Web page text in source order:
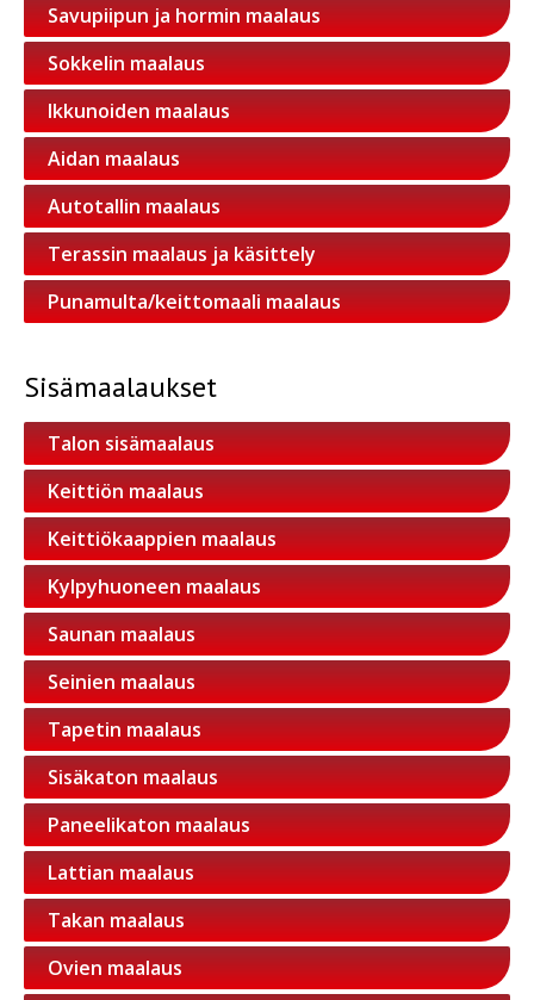
Savupiipun ja hormin maalaus
Sokkelin maalaus
Ikkunoiden maalaus
Aidan maalaus
Autotallin maalaus
Terassin maalaus ja käsittely
Punamulta/keittomaali maalaus
Sisämaalaukset
Talon sisämaalaus
Keittiön maalaus
Keittiökaappien maalaus
Kylpyhuoneen maalaus
Saunan maalaus
Seinien maalaus
Tapetin maalaus
Sisäkaton maalaus
Paneelikaton maalaus
Lattian maalaus
Takan maalaus
Ovien maalaus